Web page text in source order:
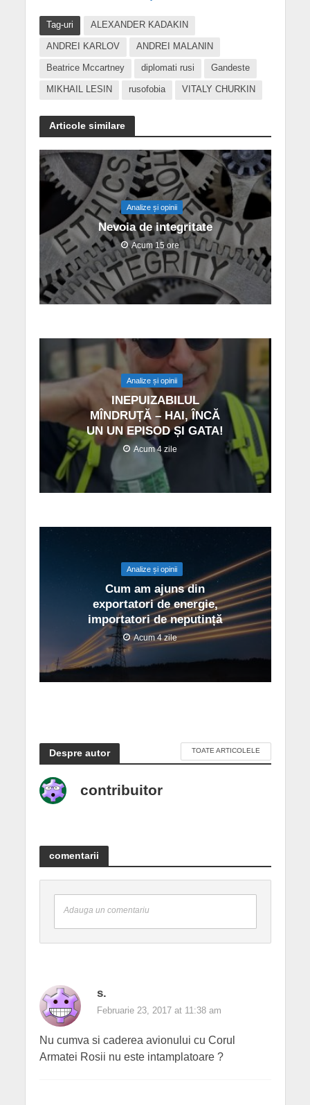
Tag-uri ALEXANDER KADAKIN
ANDREI KARLOV ANDREI MALANIN
Beatrice Mccartney diplomati rusi Gandeste
MIKHAIL LESIN rusofobia VITALY CHURKIN
Articole similare
Analize și opinii
Nevoia de integritate
Acum 15 ore
Analize și opinii
INEPUIZABILUL
MÎNDRUȚĂ – HAI, ÎNCĂ
UN UN EPISOD ȘI GATA!
Acum 4 zile
Analize și opinii
Cum am ajuns din
exportatori de energie,
importatori de neputință
Acum 4 zile
Despre autor TOATE ARTICOLELE
contribuitor
comentarii
Adauga un comentariu
s.
Februarie 23, 2017 at 11:38 am
Nu cumva si caderea avionului cu Corul
Armatei Rosii nu este intamplatoare ?